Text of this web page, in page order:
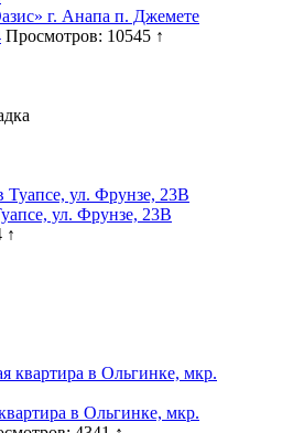
г. Анапа п. Джемете
Просмотров: 10545 ↑
ул. Фрунзе, 23В
↑
в Ольгинке, мкр.